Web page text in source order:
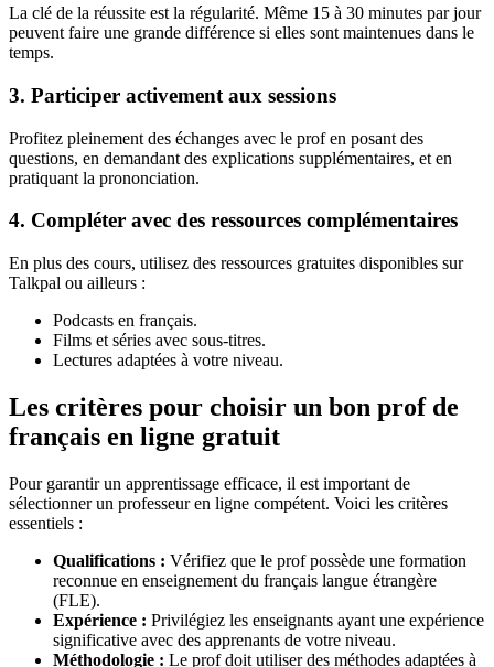
La clé de la réussite est la régularité. Même 15 à 30 minutes par jour
peuvent faire une grande différence si elles sont maintenues dans le
temps.
3. Participer activement aux sessions
Profitez pleinement des échanges avec le prof en posant des
questions, en demandant des explications supplémentaires, et en
pratiquant la prononciation.
4. Compléter avec des ressources complémentaires
En plus des cours, utilisez des ressources gratuites disponibles sur
Talkpal ou ailleurs :
Podcasts en français.
Films et séries avec sous-titres.
Lectures adaptées à votre niveau.
Les critères pour choisir un bon prof de
français en ligne gratuit
Pour garantir un apprentissage efficace, il est important de
sélectionner un professeur en ligne compétent. Voici les critères
essentiels :
Qualifications : Vérifiez que le prof possède une formation
reconnue en enseignement du français langue étrangère
(FLE).
Expérience : Privilégiez les enseignants ayant une expérience
significative avec des apprenants de votre niveau.
Méthodologie : Le prof doit utiliser des méthodes adaptées à